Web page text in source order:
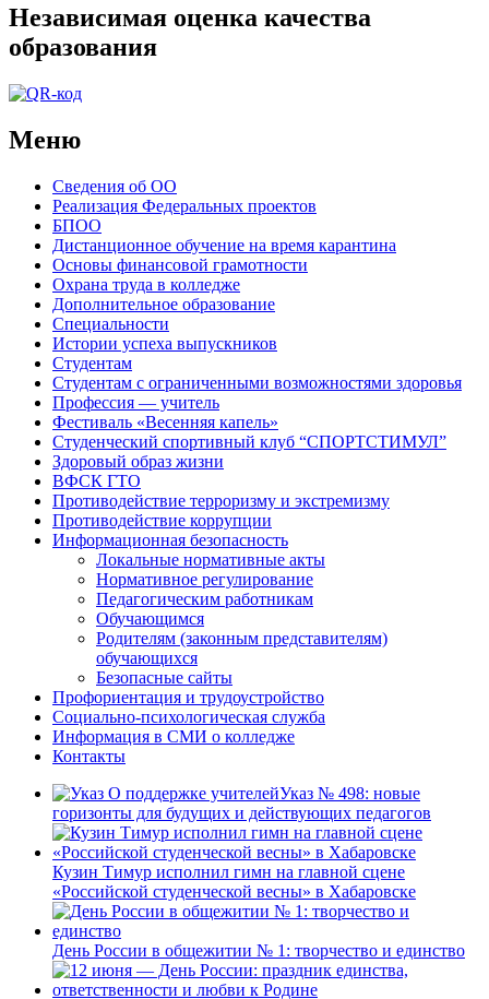
Независимая оценка качества
образования
Меню
Сведения об ОО
Реализация Федеральных проектов
БПОО
Дистанционное обучение на время карантина
Основы финансовой грамотности
Охрана труда в колледже
Дополнительное образование
Специальности
Истории успеха выпускников
Студентам
Студентам с ограниченными возможностями здоровья
Профессия — учитель
Фестиваль «Весенняя капель»
Студенческий спортивный клуб “СПОРТСТИМУЛ”
Здоровый образ жизни
ВФСК ГТО
Противодействие терроризму и экстремизму
Противодействие коррупции
Информационная безопасность
Локальные нормативные акты
Нормативное регулирование
Педагогическим работникам
Обучающимся
Родителям (законным представителям)
обучающихся
Безопасные сайты
Профориентация и трудоустройство
Социально-психологическая служба
Информация в СМИ о колледже
Контакты
Указ № 498: новые
горизонты для будущих и действующих педагогов
Кузин Тимур исполнил гимн на главной сцене
«Российской студенческой весны» в Хабаровске
День России в общежитии № 1: творчество и единство